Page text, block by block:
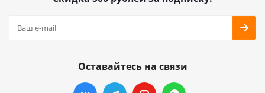
Оставайтесь на связи